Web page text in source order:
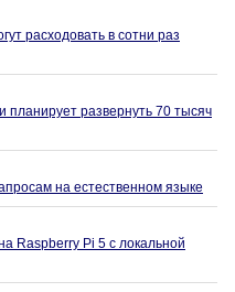
расходовать в сотни раз
развернуть 70 тысяч
на естественном языке
Raspberry Pi 5 с локальной